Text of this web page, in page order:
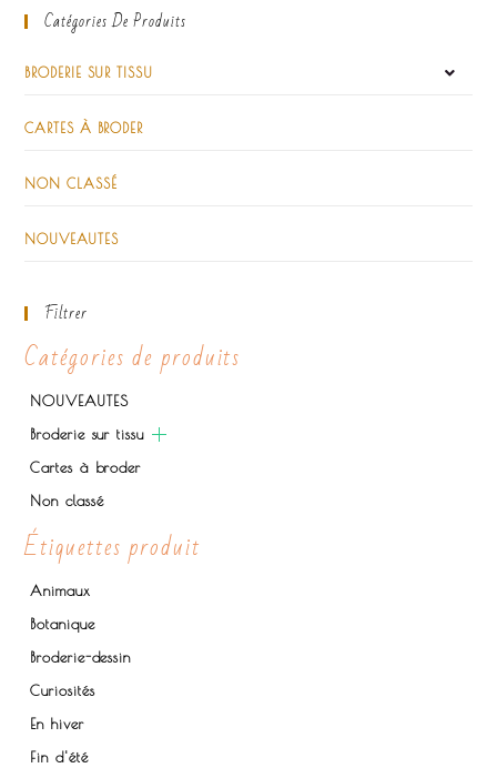
Catégories De Produits
BRODERIE SUR TISSU
CARTES À BRODER
NON CLASSÉ
NOUVEAUTES
Filtrer
Catégories de produits
NOUVEAUTES
Broderie sur tissu
Cartes à broder
Non classé
Étiquettes produit
Animaux
Botanique
Broderie-dessin
Curiosités
En hiver
Fin d'été